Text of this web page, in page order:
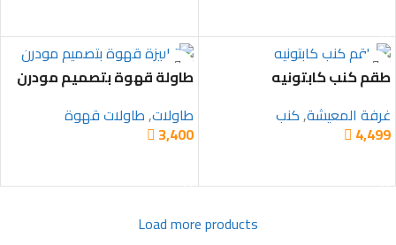
طقم كنب كابتونيه
غرفة المعيشة,كنب
 4,499
طاولة قهوة بتصميم مودرن
طاولات,طاولات قهوة
 3,400
Load more products